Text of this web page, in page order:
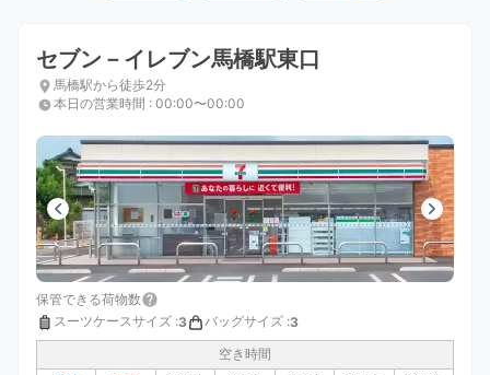
the
keyboard
shortcuts
for
changing
dates.
the
keyboard
shortcuts
for
changing
dates.
セブン－イレブン馬橋駅東口
馬橋駅から徒歩2分
本日の営業時間 : 00:00〜00:00
保管できる荷物数
スーツケースサイズ :3 バッグサイズ :3
空き時間